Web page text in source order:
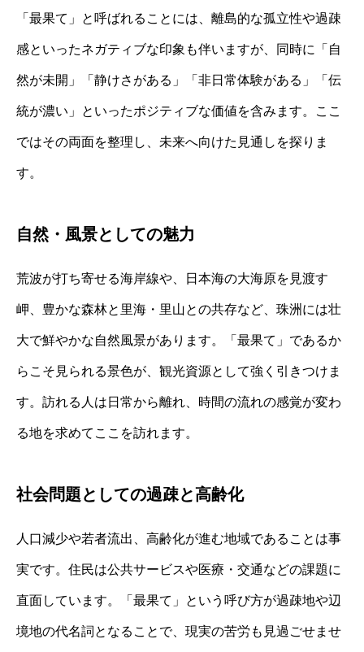
「最果て」と呼ばれることには、離島的な孤立性や過疎
感といったネガティブな印象も伴いますが、同時に「自
然が未開」「静けさがある」「非日常体験がある」「伝
統が濃い」といったポジティブな価値を含みます。ここ
ではその両面を整理し、未来へ向けた見通しを探りま
す。
自然・風景としての魅力
荒波が打ち寄せる海岸線や、日本海の大海原を見渡す
岬、豊かな森林と里海・里山との共存など、珠洲には壮
大で鮮やかな自然風景があります。「最果て」であるか
らこそ見られる景色が、観光資源として強く引きつけま
す。訪れる人は日常から離れ、時間の流れの感覚が変わ
る地を求めてここを訪れます。
社会問題としての過疎と高齢化
人口減少や若者流出、高齢化が進む地域であることは事
実です。住民は公共サービスや医療・交通などの課題に
直面しています。「最果て」という呼び方が過疎地や辺
境地の代名詞となることで、現実の苦労も見過ごせませ